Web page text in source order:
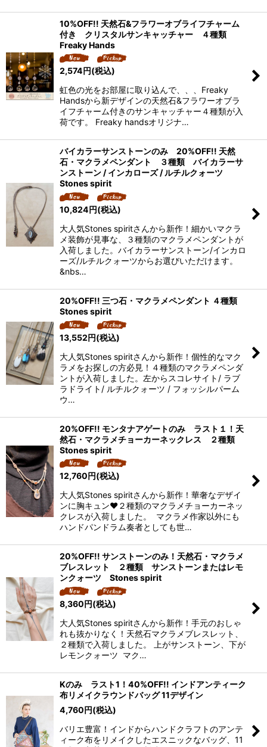
10%OFF!! 天然石&フラワーオブライフチャーム
付き クリスタルサンキャッチャー ４種類
Freaky Hands
2,574円(税込)
虹色の光をお部屋に取り込んで、、、Freaky
Handsから新デザインの天然石&フラワーオブラ
イフチャーム付きのサンキャッチャー４種類が入
荷です。 Freaky handsオリジナ…
バイカラーサンストーンのみ 20%OFF!! 天然
石・マクラメペンダント ３種類 バイカラーサ
ンストーン / インカローズ / ルチルクォーツ
Stones spirit
10,824円(税込)
大人気Stones spiritさんから新作！細かいマクラ
メ装飾が見事な、３種類のマクラメペンダントが
入荷しました。バイカラーサンストーン/インカロ
ーズ/ルチルクォーツからお選びいただけます。
&nbs…
20%OFF!! 三つ石・マクラメペンダント ４種類
Stones spirit
13,552円(税込)
大人気Stones spiritさんから新作！個性的なマク
ラメをお探しの方必見！４種類のマクラメペンダ
ントが入荷しました。左からスコレサイト/ ラブ
ラドライト/ ルチルクォーツ / フォッシルパーム
ウ…
20%OFF!! モンタナアゲートのみ ラスト１！天
然石・マクラメチョーカーネックレス ２種類
Stones spirit
12,760円(税込)
大人気Stones spiritさんから新作！華奢なデザイ
ンに胸キュン❤️２種類のマクラメチョーカーネッ
クレスが入荷しました。 マクラメ作家以外にも
ハンドパンドラム奏者としても世…
20%OFF!! サンストーンのみ！天然石・マクラメ
ブレスレット ２種類 サンストーンまたはレモ
ンクォーツ Stones spirit
8,360円(税込)
大人気Stones spiritさんから新作！手元のおしゃ
れも抜かりなく！天然石マクラメブレスレット、
２種類で入荷しました。 上がサンストーン、下が
レモンクォーツ マク…
Kのみ ラスト1！40%OFF!! インドアンティーク
布リメイクラウンドバッグ 11デザイン
4,760円(税込)
バリエ豊富！インドからハンドクラフトのアンテ
ィーク布をリメイクしたエスニックなバッグ、11